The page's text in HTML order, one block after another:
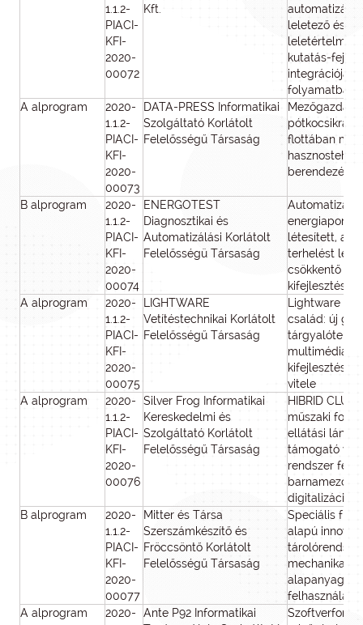
1.1.2-
PIACI-
KFI-
2020-
00072
Kft.
automatizált
leletező és
kutatás-
integrációja
folyamatba
A alprogram
2020-
1.1.2-
PIACI-
KFI-
2020-
00073
DATA-PRESS Informatikai
Szolgáltató Korlátolt
Felelősségű Társaság
pótkocsikra
flottában
berendezés
B alprogram
2020-
1.1.2-
PIACI-
KFI-
2020-
00074
ENERGOTEST
Diagnosztikai és
Automatizálási Korlátolt
Felelősségü Társaság
Automatizált
létesített, a
terhelést
csökkentő
kifejlesztése
A alprogram
2020-
1.1.2-
PIACI-
KFI-
2020-
00075
LIGHTWARE
Vetítéstechnikai Korlátolt
Felelősségű Társaság
Lightware
család: új
multimédiás
kifejlesztése
vitele
A alprogram
2020-
1.1.2-
PIACI-
KFI-
2020-
00076
Silver Frog Informatikai
Kereskedelmi és
Szolgáltató Korlátolt
Felelősségű Társaság
HIBRID
műszaki
ellátási lánc
támogató
rendszer
barnamezős
digitalizációs
B alprogram
2020-
1.1.2-
PIACI-
KFI-
2020-
00077
Mitter és Társa
Szerszámkészítő és
Fröccsöntő Korlátolt
Felelősségű Társaság
Speciális
alapú
alapanyag
A alprogram
2020-
Ante P92 Informatikai